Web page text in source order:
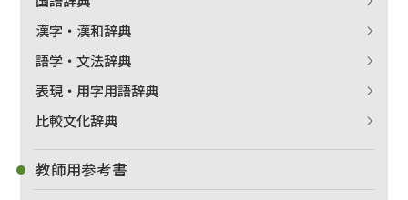
漢字・漢和辞典
語学・文法辞典
表現・用字用語辞典
比較文化辞典
教師用参考書